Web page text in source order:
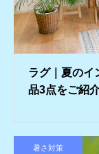
ラグ｜夏のイ
品3点をご紹
暑さ対策